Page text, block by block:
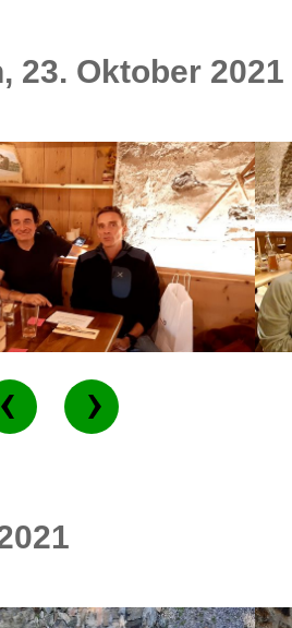
23. Oktober 2021